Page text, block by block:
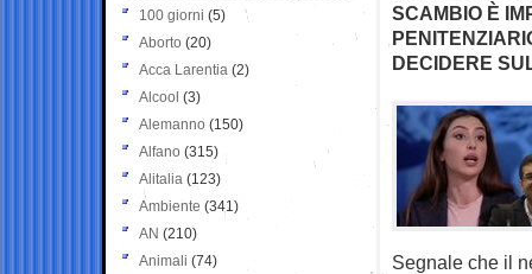
SCAMBIO È
DECIDERE
Segnale che il
100 giorni (5)
Aborto (20)
Acca Larentia (2)
Alcool (3)
Alemanno (150)
Alfano (315)
Alitalia (123)
Ambiente (341)
AN (210)
Animali (74)